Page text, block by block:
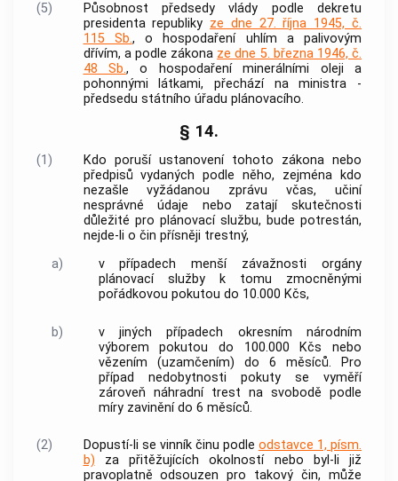
(5)
Působnost předsedy vlády podle dekretu
presidenta republiky ze dne 27. října 1945, č.
115 Sb., o hospodaření uhlím a palivovým
dřívím, a podle zákona ze dne 5. března 1946, č.
48 Sb., o hospodaření minerálními oleji a
pohonnými látkami, přechází na ministra -
předsedu státního úřadu plánovacího.
§ 14.
(1)
Kdo poruší ustanovení tohoto zákona nebo
předpisů vydaných podle něho, zejména kdo
nezašle vyžádanou zprávu včas, učiní
nesprávné údaje nebo zatají skutečnosti
důležité pro plánovací službu, bude potrestán,
nejde-li o čin přísněji trestný,
a)
v případech menší závažnosti orgány
plánovací služby k tomu zmocněnými
pořádkovou pokutou do 10.000 Kčs,
b)
v jiných případech okresním národním
výborem pokutou do 100.000 Kčs nebo
vězením (uzamčením) do 6 měsíců. Pro
případ nedobytnosti pokuty se vyměří
zároveň náhradní trest na svobodě podle
míry zavinění do 6 měsíců.
(2) Dopustí-li se vinník činu podle odstavce 1, písm.
b) za přitěžujících okolností nebo byl-li již
pravoplatně odsouzen pro takový čin, může